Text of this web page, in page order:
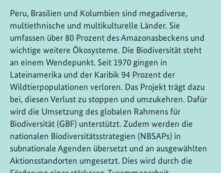
Peru, Brasilien und Kolumbien sind megadiverse,
multiethnische und multikulturelle Länder. Sie
umfassen über 80 Prozent des Amazonasbeckens und
wichtige weitere Ökosysteme. Die Biodiversität steht
an einem Wendepunkt. Seit 1970 gingen in
Lateinamerika und der Karibik 94 Prozent der
Wildtierpopulationen verloren. Das Projekt trägt dazu
bei, diesen Verlust zu stoppen und umzukehren. Dafür
wird die Umsetzung des globalen Rahmens für
Biodiversität (GBF) unterstützt. Zudem werden die
nationalen Biodiversitätsstrategien (NBSAPs) in
subnationale Agenden übersetzt und an ausgewählten
Aktionsstandorten umgesetzt. Dies wird durch die